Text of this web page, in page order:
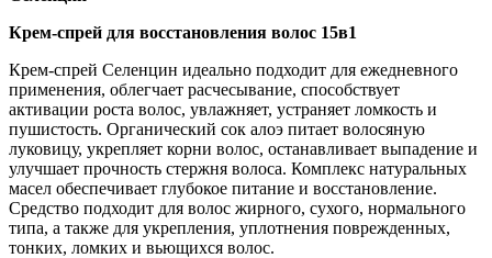
Крем-спрей для восстановления волос 15в1
Крем-спрей Селенцин идеально подходит для ежедневного
применения, облегчает расчесывание, способствует
активации роста волос, увлажняет, устраняет ломкость и
пушистость. Органический сок алоэ питает волосяную
луковицу, укрепляет корни волос, останавливает выпадение и
улучшает прочность стержня волоса. Комплекс натуральных
масел обеспечивает глубокое питание и восстановление.
Средство подходит для волос жирного, сухого, нормального
типа, а также для укрепления, уплотнения поврежденных,
тонких, ломких и вьющихся волос.